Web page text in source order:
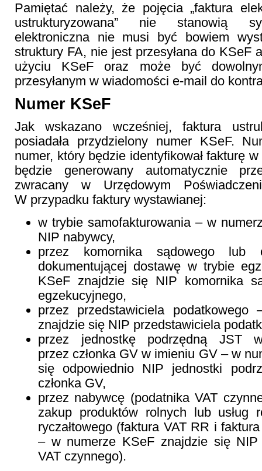
Pamiętać należy, że pojęcia „faktura
ustrukturyzowana” nie stanowią
elektroniczna nie musi być bowiem
struktury FA, nie jest przesyłana do KSeF
użyciu KSeF oraz może być
przesyłanym w wiadomości e-mail do
Numer KSeF
Jak wskazano wcześniej, faktura
posiadała przydzielony numer KSeF.
numer, który będzie identyfikował fakturę
będzie generowany automatycznie
zwracany w Urzędowym
W przypadku faktury wystawianej:
w trybie samofakturowania – w
NIP nabywcy,
przez komornika sądowego lub
dokumentującej dostawę w trybie
KSeF znajdzie się NIP komornika
egzekucyjnego,
przez przedstawiciela
znajdzie się NIP przedstawiciela
przez jednostkę podrzędną JST
przez członka GV w imieniu GV – w
się odpowiednio NIP jednostki
członka GV,
przez nabywcę (podatnika VAT
zakup produktów rolnych lub usług
ryczałtowego (faktura VAT RR i
– w numerze KSeF znajdzie się NIP
VAT czynnego).